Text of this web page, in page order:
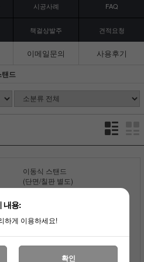
시공사례 FAQ
책걸상발주 견적요청
이메일문의 사용후기
드
이동식 스탠드
(단면/칠판 별도)
64,900원
내용:
하게 이용하세요!
확인